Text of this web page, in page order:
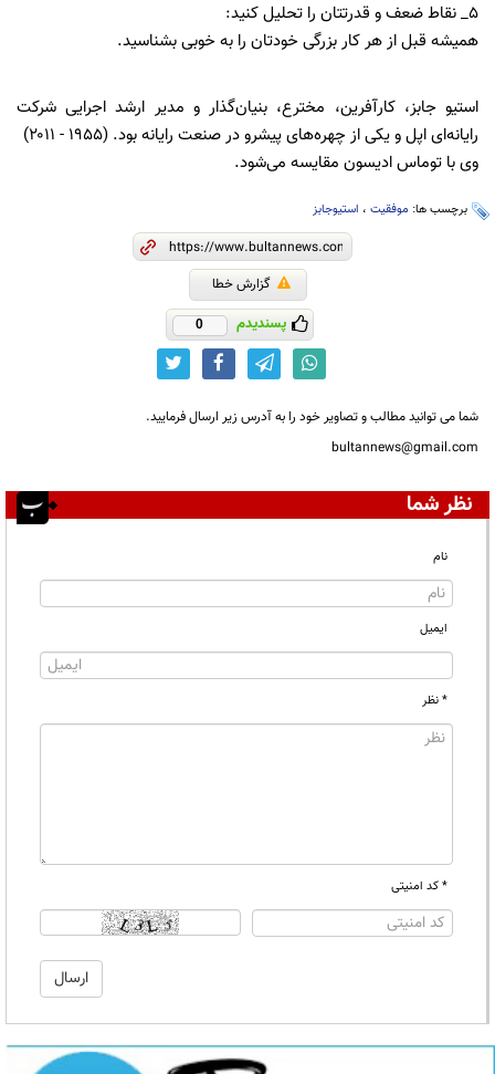
۵_ نقاط ضعف و قدرتتان را تحلیل کنید:
همیشه قبل از هر کار بزرگی خودتان را به خوبی بشناسید.
استیو جابز، کارآفرین، مخترع، بنیان‌گذار و مدیر ارشد اجرایی شرکت
رایانه‌ای اپل و یکی از چهره‌های پیشرو در صنعت رایانه بود. (۱۹۵۵ - ۲۰۱۱)
وی با توماس ادیسون مقایسه می‌شود.
برچسب ها: موفقیت ، استیوجابز
گزارش خطا
پسندیدم 0
شما می توانید مطالب و تصاویر خود را به آدرس زیر ارسال فرمایید.
bultannews@gmail.com
نظر شما
نام
ایمیل
* نظر
* کد امنیتی